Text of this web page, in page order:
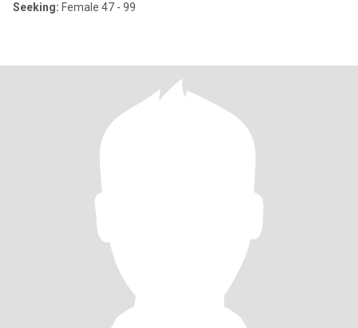
Seeking: Female 47 - 99